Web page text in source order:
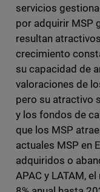
servicios
por adquirir MSP
resultan
crecimiento
su capacidad de
valoraciones de
pero su atractivo
y los fondos de
que los MSP
actuales MSP en
adquiridos o
APAC y LATAM,